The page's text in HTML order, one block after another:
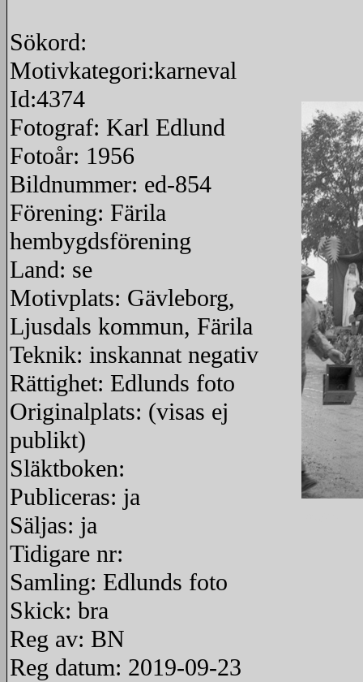
Sökord:
Motivkategori:karneval
Id:4374
Fotograf: Karl Edlund
Fotoår: 1956
Bildnummer: ed-854
Förening: Färila
hembygdsförening
Land: se
Motivplats: Gävleborg,
Ljusdals kommun, Färila
Teknik: inskannat negativ
Rättighet: Edlunds foto
Originalplats: (visas ej
publikt)
Släktboken:
Publiceras: ja
Säljas: ja
Tidigare nr:
Samling: Edlunds foto
Skick: bra
Reg av: BN
Reg datum: 2019-09-23